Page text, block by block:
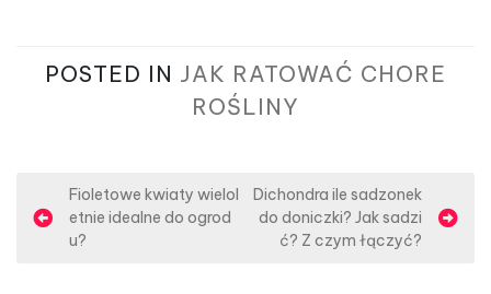
POSTED IN JAK RATOWAĆ CHORE
ROŚLINY
a
Fioletowe kwiaty wielol
etnie idealne do ogrod
u?
Dichondra ile sadzonek
do doniczki? Jak sadzi
ć? Z czym łączyć?